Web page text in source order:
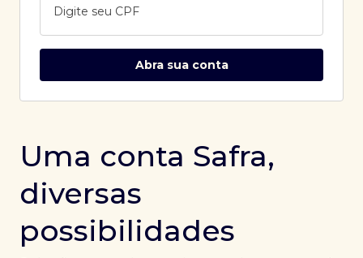
Digite seu CPF
Abra sua conta
Uma conta Safra,
diversas
possibilidades